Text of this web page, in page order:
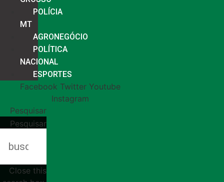
POLÍCIA
MT
AGRONEGÓCIO
POLÍTICA
NACIONAL
ESPORTES
Facebook Twitter Youtube
Instagram
Pesquisar
Pesquisar
Close this